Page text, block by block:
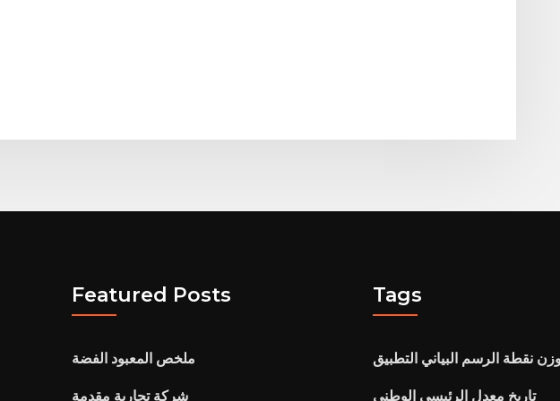
Featured Posts
ملخص المعبود الفضة
شركة تجارية مقدمة
Tags
نقطة الرسم البياني التطبيق
تاريخ معدل الرئيسي الوطني